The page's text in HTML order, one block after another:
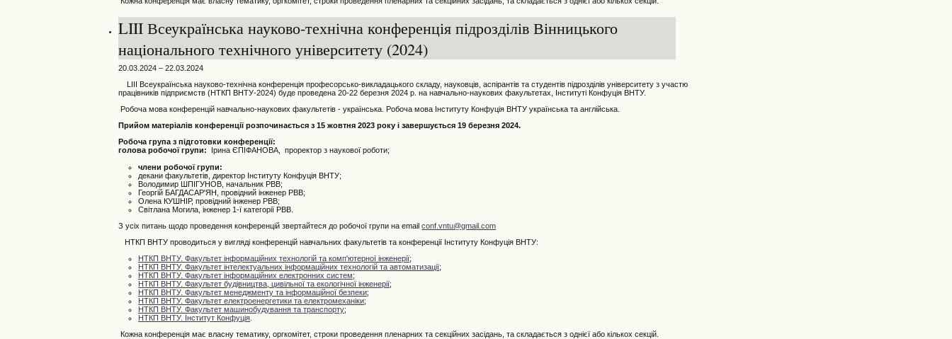
LIII Всеукраїнська науково-технічна конференція підрозділів Вінницького
національного технічного університету (2024)
20.03.2024 – 22.03.2024
LIII Всеукраїнська науково-технічна конференція професорсько-викладацького складу, науковців, аспірантів та студентів підрозділів університету з участю
працівників підприємств (НТКП ВНТУ-2024) буде проведена 20-22 березня 2024 р. на навчально-наукових факультетах, Інституті Конфуція ВНТУ.
Робоча мова конференцій навчально-наукових факультетів - українська. Робоча мова Інституту Конфуція ВНТУ українська та англійська.
Прийом матеріалів конференції розпочинається з 15 жовтня 2023 року і завершується 19 березня 2024.
Робоча група з підготовки конференції:
голова робочої групи: Ірина ЄПІФАНОВА, проректор з наукової роботи;
члени робочої групи:
декани факультетів, директор Інституту Конфуція ВНТУ;
Володимир ШПІГУНОВ, начальник РВВ;
Георгій БАГДАСАР'ЯН, провідний інженер РВВ;
Олена КУШНІР, провідний інженер РВВ;
Світлана Могила, інженер 1-ї категорії РВВ.
З усіх питань щодо проведення конференцій звертайтеся до робочої групи на emailconf.vntu@gmail.com
НТКП ВНТУ проводиться у вигляді конференцій навчальних факультетів та конференції Інституту Конфуція ВНТУ:
НТКП ВНТУ. Факультет інформаційних технологій та комп'ютерної інженерії;
НТКП ВНТУ. Факультет інтелектуальних інформаційних технологій та автоматизації;
НТКП ВНТУ. Факультет інформаційних електронних систем;
НТКП ВНТУ.Факультет будівництва, цивільної та екологічної інженерії;
НТКП ВНТУ. Факультет менеджменту та інформаційної безпеки;
НТКП ВНТУ. Факультет електроенергетики та електромеханіки;
НТКП ВНТУ. Факультет машинобудування та транспорту;
НТКП ВНТУ. Інститут Конфуція
Кожна конференція має власну тематику, оргкомітет, строки проведення пленарних та секційних засідань, та складається з однієї або кількох секцій.